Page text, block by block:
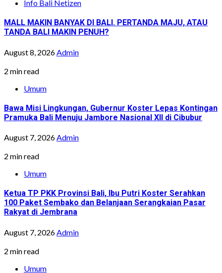
Info Bali Netizen
MALL MAKIN BANYAK DI BALI. PERTANDA MAJU, ATAU
TANDA BALI MAKIN PENUH?
August 8, 2026 Admin
2 min read
Umum
Bawa Misi Lingkungan, Gubernur Koster Lepas Kontingan
Pramuka Bali Menuju Jambore Nasional XII di Cibubur
August 7, 2026Admin
2 min read
Umum
Ketua TP PKK Provinsi Bali, Ibu Putri Koster Serahkan
100 Paket Sembako dan Belanjaan Serangkaian Pasar
Rakyat di Jembrana
August 7, 2026 Admin
2 min read
Umum